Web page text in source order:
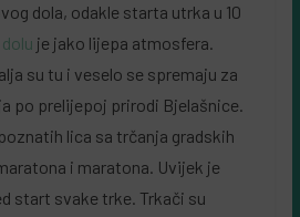
dola, odakle starta utrka u 10
je jako lijepa atmosfera.
su tu i veselo se spremaju za
po prelijepoj prirodi Bjelašnice.
lica sa trčanja gradskih
i maratona. Uvijek je
start svake trke. Trkači su